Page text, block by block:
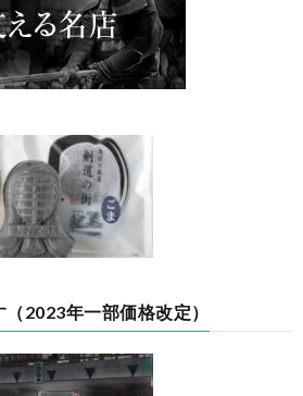
2023年一部価格改定）